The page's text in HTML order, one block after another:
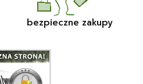
bezpieczne zakupy